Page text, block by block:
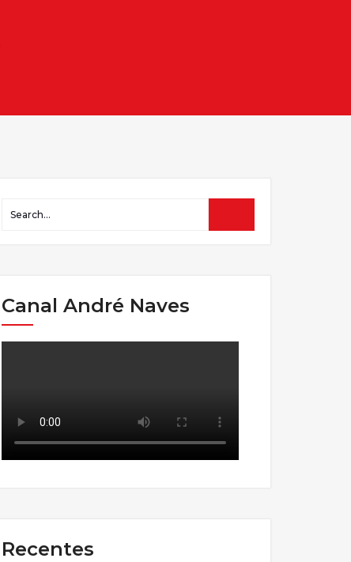
Canal André Naves
Recentes